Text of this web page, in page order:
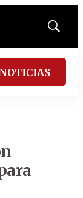
Mostrar